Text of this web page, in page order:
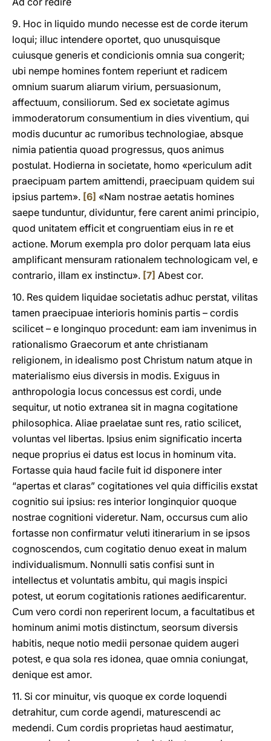
9. Hoc in liquido mundo necesse est de corde iterum
loqui; illuc intendere oportet, quo unusquisque
cuiusque generis et condicionis omnia sua congerit;
ubi nempe homines fontem reperiunt et radicem
omnium suarum aliarum virium, persuasionum,
affectuum, consiliorum. Sed ex societate agimus
immoderatorum consumentium in dies viventium, qui
modis ducuntur ac rumoribus technologiae, absque
nimia patientia quoad progressus, quos animus
postulat. Hodierna in societate, homo «periculum adit
praecipuam partem amittendi, praecipuam quidem sui
ipsius partem». [6] «Nam nostrae aetatis homines
saepe tunduntur, dividuntur, fere carent animi principio,
quod unitatem efficit et congruentiam eius in re et
actione. Morum exempla pro dolor perquam lata eius
amplificant mensuram rationalem technologicam vel, e
contrario, illam ex instinctu». [7] Abest cor.
10. Res quidem liquidae societatis adhuc perstat, vilitas
tamen praecipuae interioris hominis partis – cordis
scilicet – e longinquo procedunt: eam iam invenimus in
rationalismo Graecorum et ante christianam
religionem, in idealismo post Christum natum atque in
materialismo eius diversis in modis. Exiguus in
anthropologia locus concessus est cordi, unde
sequitur, ut notio extranea sit in magna cogitatione
philosophica. Aliae praelatae sunt res, ratio scilicet,
voluntas vel libertas. Ipsius enim significatio incerta
neque proprius ei datus est locus in hominum vita.
Fortasse quia haud facile fuit id disponere inter
“apertas et claras” cogitationes vel quia difficilis exstat
cognitio sui ipsius: res interior longinquior quoque
nostrae cognitioni videretur. Nam, occursus cum alio
fortasse non confirmatur veluti itinerarium in se ipsos
cognoscendos, cum cogitatio denuo exeat in malum
individualismum. Nonnulli satis confisi sunt in
intellectus et voluntatis ambitu, qui magis inspici
potest, ut eorum cogitationis rationes aedificarentur.
Cum vero cordi non reperirent locum, a facultatibus et
hominum animi motis distinctum, seorsum diversis
habitis, neque notio medii personae quidem augeri
potest, e qua sola res idonea, quae omnia coniungat,
denique est amor.
11. Si cor minuitur, vis quoque ex corde loquendi
detrahitur, cum corde agendi, maturescendi ac
medendi. Cum cordis proprietas haud aestimatur,